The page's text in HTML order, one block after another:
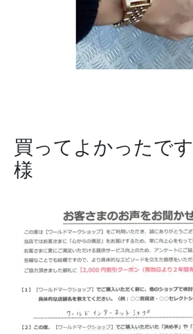
買ってよかったです
様